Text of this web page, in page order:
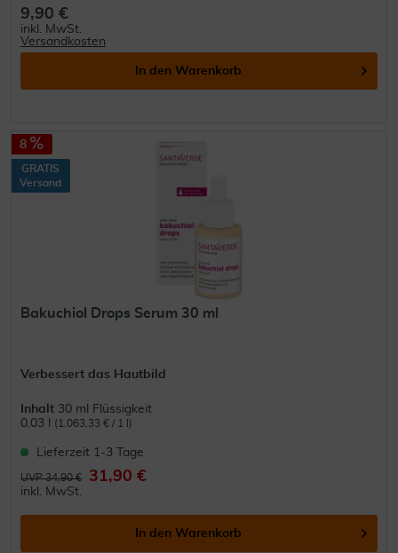
9,90 €
inkl. MwSt.
Versandkosten
In den Warenkorb
8
GRATIS
Versand
Bakuchiol Drops Serum 30 ml
Verbessert das Hautbild
Inhalt 30 ml Flüssigkeit
0.03 l
(1.063,33 € / 1 l)
Lieferzeit 1-3 Tage
UVP 34,90 € 31,90 €
inkl. MwSt.
In den Warenkorb